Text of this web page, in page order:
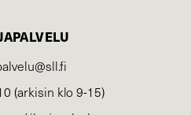
(arkisin klo 9-15)